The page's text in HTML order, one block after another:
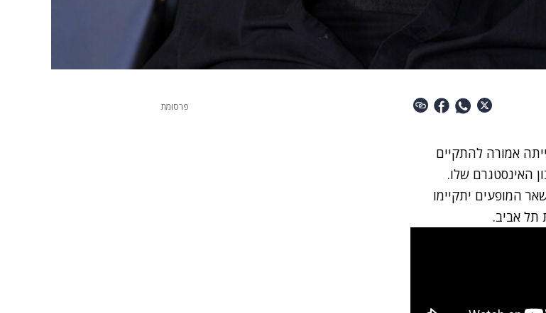
אמורה להתקיים
האינסטגרם שלו.
של ארצי, "שאר המופעים יתקיימו
תל אביב.
פרסומת